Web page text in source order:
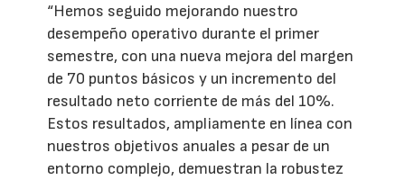
“Hemos seguido mejorando nuestro
desempeño operativo durante el primer
semestre, con una nueva mejora del margen
de 70 puntos básicos y un incremento del
resultado neto corriente de más del 10%.
Estos resultados, ampliamente en línea con
nuestros objetivos anuales a pesar de un
entorno complejo, demuestran la robustez